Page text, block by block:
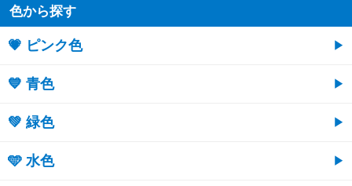
色から探す
💗 ピンク色
💙 青色
💚 緑色
🩵 水色